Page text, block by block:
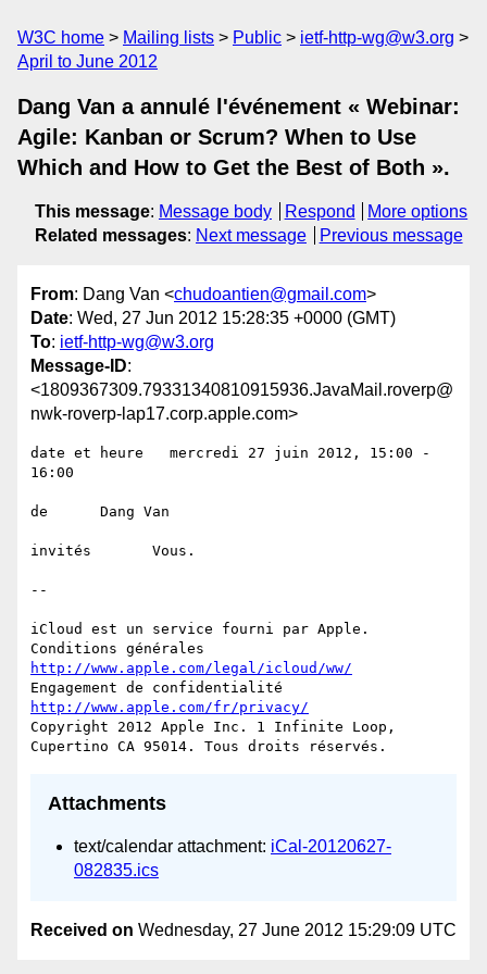
W3C home Mailing lists Public
ietf-http-wg@w3.org
April to June 2012
Dang Van a annulé l'événement « Webinar:
Agile: Kanban or Scrum? When to Use
Which and How to Get the Best of Both ».
This message: Message body Respond
More options
Related messages: Next message Previous message
From: Dang Van <chudoantien@gmail.com>
Date: Wed, 27 Jun 2012 15:28:35 +0000 (GMT)
To: ietf-http-wg@w3.org
Message-ID:
<1809367309.79331340810915936.JavaMail.roverp@
nwk-roverp-lap17.corp.apple.com>
date et heure   mercredi 27 juin 2012, 15:00 -
16:00
de      Dang Van
invités       Vous.
--
iCloud est un service fourni par Apple.
http://www.apple.com/legal/icloud/ww/
http://www.apple.com/fr/privacy/
Copyright 2012 Apple Inc. 1 Infinite Loop,
Attachments
text/calendar attachment: iCal-20120627-
082835.ics
Received on Wednesday, 27 June 2012 15:29:09 UTC